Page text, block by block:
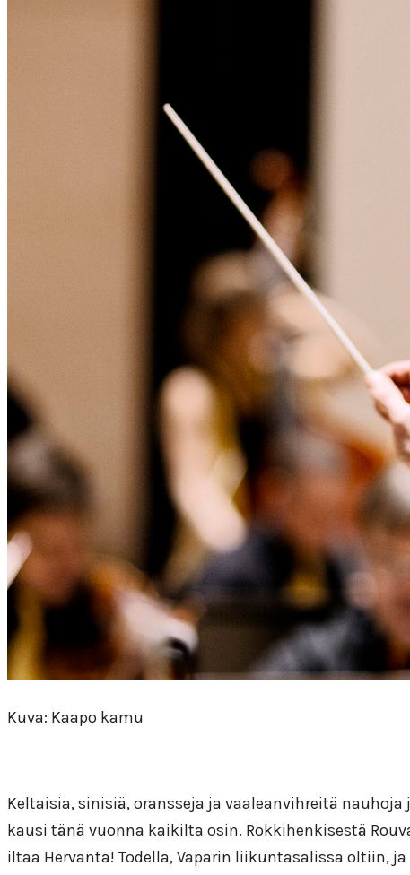
Kuva: Kaapo kamu
Keltaisia, sinisiä, oransseja ja vaaleanvihreitä
kausi tänä vuonna kaikilta osin. Rokkihenkisestä
iltaa Hervanta! Todella, Vaparin liikuntasalissa oltiin,